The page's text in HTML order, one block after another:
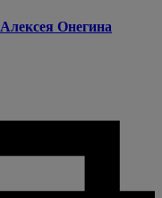
Алексея Онегина